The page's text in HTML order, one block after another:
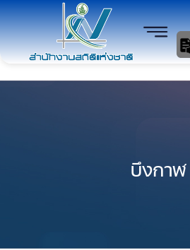
บึงกาฬ